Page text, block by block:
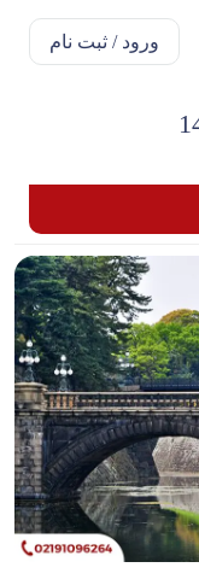
ورود / ثبت نام